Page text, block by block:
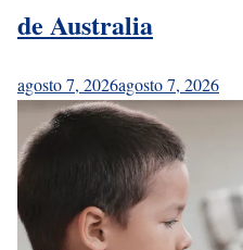
de Australia
agosto 7, 2026agosto 7, 2026